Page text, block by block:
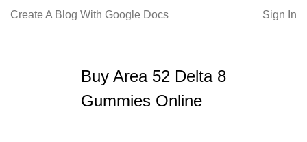
Create A Blog With Google Docs Sign In
Buy Area 52 Delta 8
Gummies Online